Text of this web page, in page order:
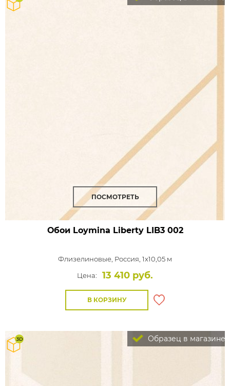
ПОСМОТРЕТЬ
Обои Loymina LibertyLIB3 002
Флизелиновые, Россия, 1x10,05 м
Цена:
13 410 руб.
В КОРЗИНУ
Образец в магазине